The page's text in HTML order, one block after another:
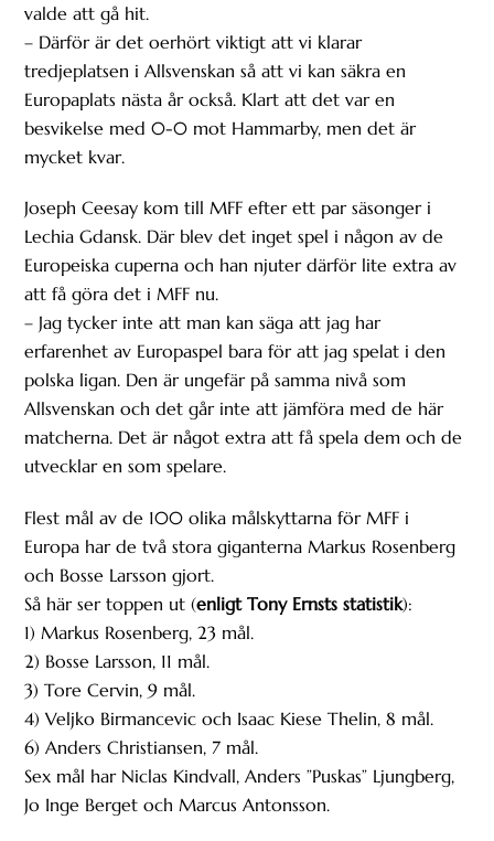
valde att gå hit.
– Därför är det oerhört viktigt att vi klarar
tredjeplatsen i Allsvenskan så att vi kan säkra en
Europaplats nästa år också. Klart att det var en
besvikelse med 0-0 mot Hammarby, men det är
mycket kvar.
Joseph Ceesay kom till MFF efter ett par säsonger i
Lechia Gdansk. Där blev det inget spel i någon av de
Europeiska cuperna och han njuter därför lite extra av
att få göra det i MFF nu.
– Jag tycker inte att man kan säga att jag har
erfarenhet av Europaspel bara för att jag spelat i den
polska ligan. Den är ungefär på samma nivå som
Allsvenskan och det går inte att jämföra med de här
matcherna. Det är något extra att få spela dem och de
utvecklar en som spelare.
Flest mål av de 100 olika målskyttarna för MFF i
Europa har de två stora giganterna Markus Rosenberg
och Bosse Larsson gjort.
Så här ser toppen ut (enligt Tony Ernsts statistik):
1) Markus Rosenberg, 23 mål.
2) Bosse Larsson, 11 mål.
3) Tore Cervin, 9 mål.
4) Veljko Birmancevic och Isaac Kiese Thelin, 8 mål.
6) Anders Christiansen, 7 mål.
Sex mål har Niclas Kindvall, Anders ”Puskas” Ljungberg,
Jo Inge Berget och Marcus Antonsson.